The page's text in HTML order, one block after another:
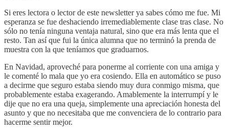
Si eres lectora o lector de este newsletter ya sabes cómo me fue. Mi
esperanza se fue deshaciendo irremediablemente clase tras clase. No
sólo no tenía ninguna ventaja natural, sino que era más lenta que el
resto. Tan así que fui la única alumna que no terminó la prenda de
muestra con la que teníamos que graduarnos.
En Navidad, aproveché para ponerme al corriente con una amiga y
le comenté lo mala que yo era cosiendo. Ella en automático se puso
a decirme que seguro estaba siendo muy dura conmigo misma, que
probablemente estaba exagerando. Amablemente la interrumpí y le
dije que no era una queja, simplemente una apreciación honesta del
asunto y que no necesitaba que me convenciera de lo contrario para
hacerme sentir mejor.